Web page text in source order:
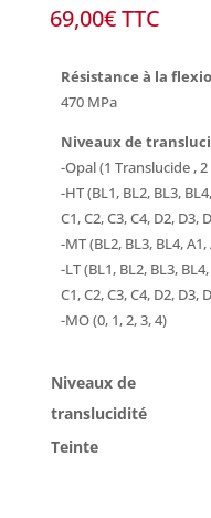
69,00€TTC
Résistance à la
470 MPa
Niveaux de
-Opal (1 Translucide ,
-HT (BL1, BL2, BL3,
C1, C2, C3, C4, D2, D3,
-MT (BL2, BL3, BL4, A1,
-LT (BL1, BL2, BL3,
C1, C2, C3, C4, D2, D3,
-MO (0, 1, 2, 3, 4)
Niveaux de
translucidité
Teinte